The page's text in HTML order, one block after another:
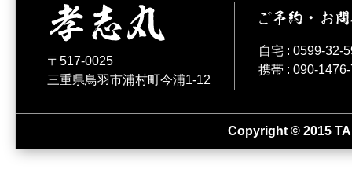
〒517-0025
三重県鳥羽市浦村町今浦1-12
自宅 : 0599-32-
携帯 : 090-
Copyright © 2015